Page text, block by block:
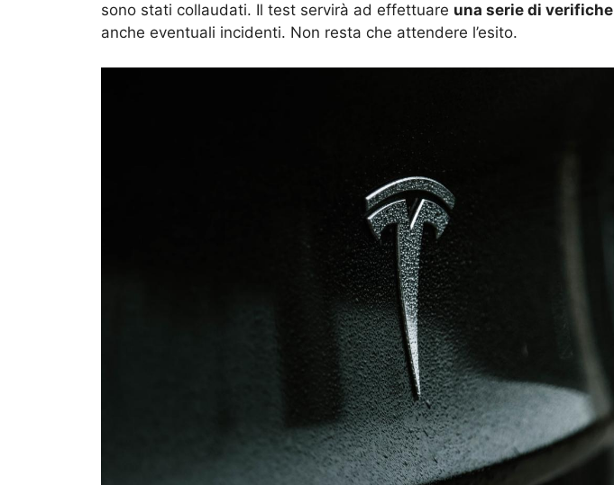
sono stati collaudati. Il test servirà ad effettuare una serie di verifiche
anche eventuali incidenti. Non resta che attendere l’esito.